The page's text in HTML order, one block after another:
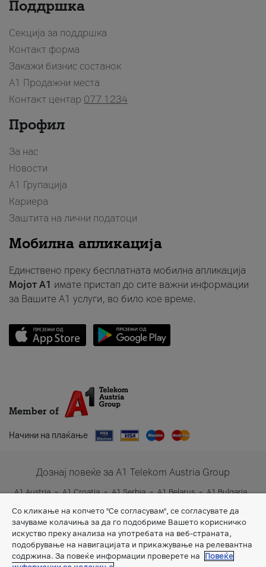
Поддршка
Секција за поддршка
Контакт форма
Закажи бизнис состанок
A1 Продажни места
Контакт центар 077 1234
Профил
За нас
Новости
А1 Групација
Кариера
Заштита на лични податоци
Мобилна апликација
Единствено преку бесплатната мобилна апликација
Мојот A1 имате пристап до сите важни информации
за Вашите A1 услуги, во било кое време.
Member of
Начини на плаќање
Дознај повеќе за A1 Telekom Austria Group
A1 Austria A1 Croatia A1 Serbia A1 Belarus
A1 Bulgaria
Со кликање на копчето "Се согласувам", се согласувате да
зачуваме колачиња за да го подобриме Вашето корисничко
искуство преку анализа на употребата на веб-страната,
подобрување на навигацијата и прикажување на релевантна
содржина. За повеќе информации проверете на
Повеќе